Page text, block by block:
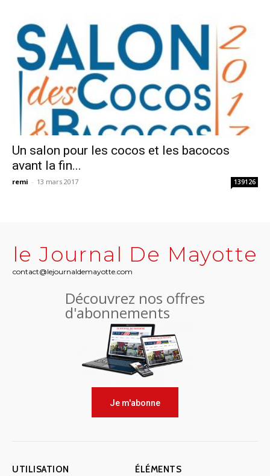
Un salon pour les cocos et les bacocos
avant la fin...
remi - 13 mars 2017 139126
le Journal De Mayotte
contact@lejournaldemayotte.com
Découvrez nos offres
d'abonnements
Je m'abonne
UTILISATION ÉLÉMENTS